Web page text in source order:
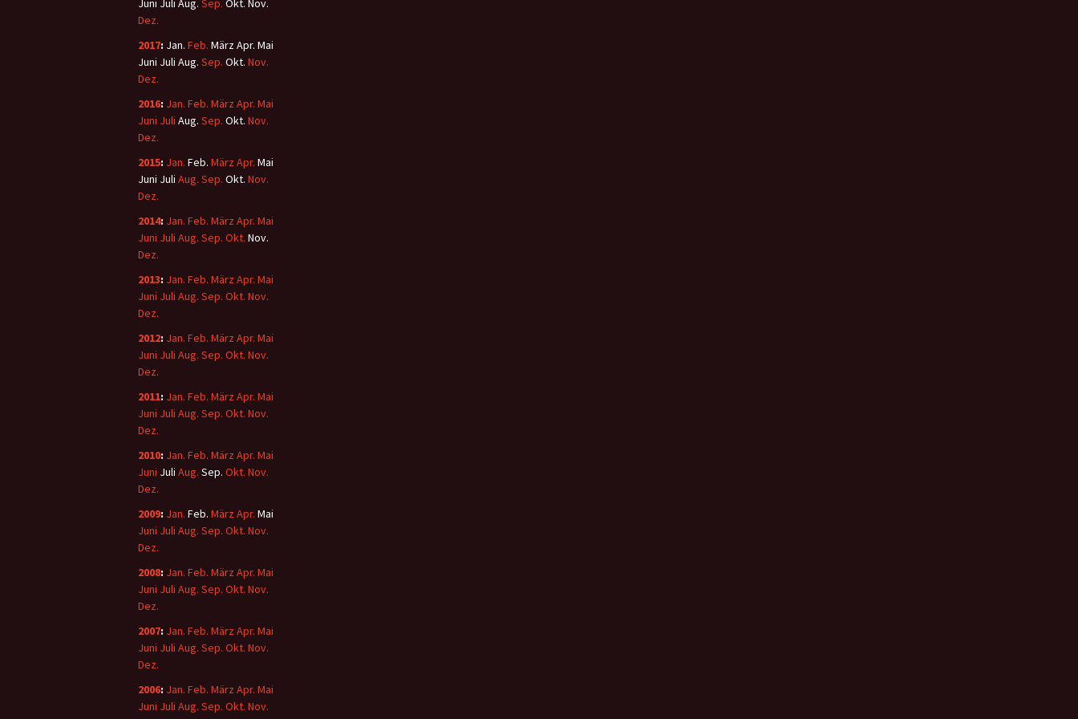
Juni Juli Aug. Sep. Okt. Nov.
Dez.
2017: Jan. Feb. MärzApr. Mai
Juni Juli Aug. Sep. Okt. Nov.
Dez.
2016: Jan. Feb. März Apr. Mai
Juni Juli Aug. Sep. Okt. Nov.
Dez.
2015: Jan. Feb. März Apr. Mai
Juni Juli Aug. Sep. Okt. Nov.
Dez.
2014: Jan. Feb. März Apr. Mai
Juni Juli Aug. Sep. Okt. Nov.
Dez.
2013: Jan. Feb. März Apr. Mai
Juni Juli Aug. Sep. Okt. Nov.
Dez.
2012: Jan. Feb. März Apr. Mai
Juni Juli Aug. Sep. Okt. Nov.
Dez.
2011: Jan. Feb. März Apr. Mai
Juni Juli Aug. Sep. Okt. Nov.
Dez.
2010: Jan. Feb. März Apr. Mai
Juni Juli Aug. Sep. Okt. Nov.
Dez.
2009: Jan. Feb. März Apr. Mai
Juni Juli Aug. Sep. Okt. Nov.
Dez.
2008: Jan. Feb. März Apr. Mai
Juni Juli Aug. Sep. Okt. Nov.
Dez.
2007: Jan. Feb. März Apr. Mai
Juni Juli Aug. Sep. Okt. Nov.
Dez.
2006: Jan. Feb. März Apr. Mai
Juni Juli Aug. Sep. Okt. Nov.